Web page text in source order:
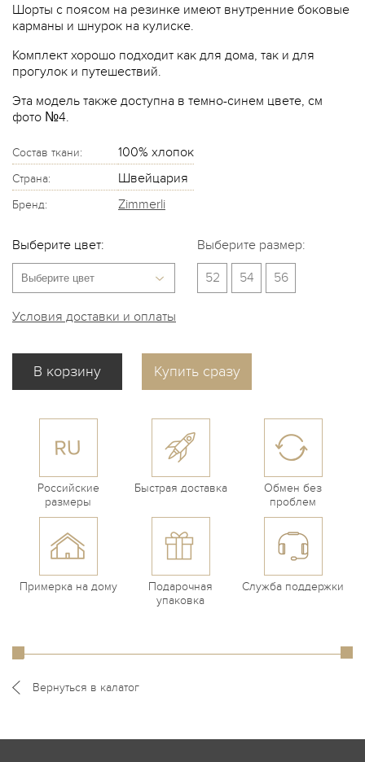
Шорты с поясом на резинке имеют внутренние боковые
карманы и шнурок на кулиске.
Комплект хорошо подходит как для дома, так и для
прогулок и путешествий.
Эта модель также доступна в темно-синем цвете, см
фото №4.
Состав ткани: 100% хлопок
Страна: Швейцария
Бренд: Zimmerli
Выберите цвет:
Выберите размер:
52
54 56
Условия доставки и оплаты
Купить сразу
Российские
размеры
Быстрая доставка
Обмен без
проблем
Примерка на дому
Подарочная
упаковка
Служба поддержки
Вернуться в калатог